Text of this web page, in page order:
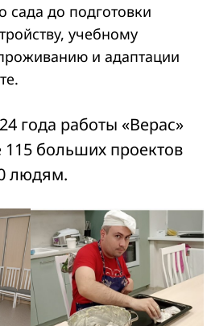
сада до подготовки
учебному
и адаптации
года работы «Верас»
115 больших проектов
людям.